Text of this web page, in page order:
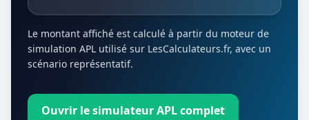
Le montant affiché est calculé à partir du moteur de
simulation APL utilisé sur LesCalculateurs.fr, avec un
scénario représentatif.
Ouvrir le simulateur APL complet